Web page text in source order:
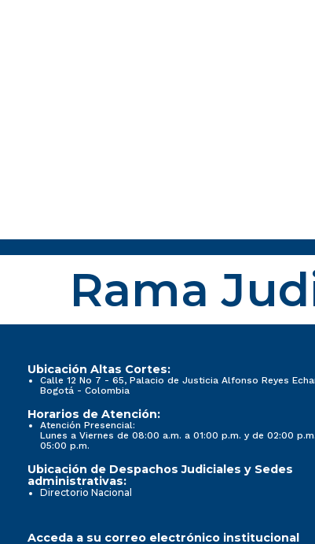
Rama
Ubicación Altas Cortes:
Calle 12 No 7 - 65, Palacio de Justicia Alfonso Reyes
Bogotá - Colombia
Horarios de Atención:
Atención Presencial:
Lunes a Viernes de 08:00 a.m. a 01:00 p.m. y de 02:00
05:00 p.m.
Ubicación de Despachos Judiciales y Sedes
administrativas:
Directorio Nacional
Acceda a su correo electrónico institucional